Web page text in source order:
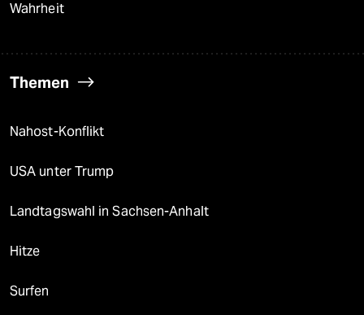
Wahrheit
Themen
Nahost-Konflikt
USA unter Trump
Landtagswahl in Sachsen-Anhalt
Hitze
Surfen